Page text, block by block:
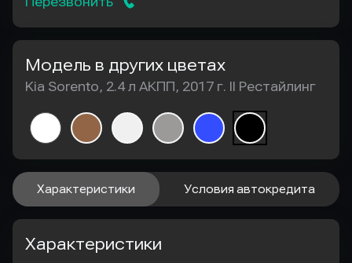
Модель в других цветах
Kia Sorento, 2.4 л АКПП, 2017 г. II Рестайлинг
Характеристики Условия автокредита
Характеристики